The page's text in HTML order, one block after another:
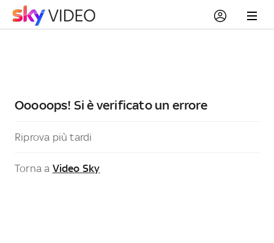
Ooooops! Si è verificato un errore
Riprova più tardi
Torna a Video Sky